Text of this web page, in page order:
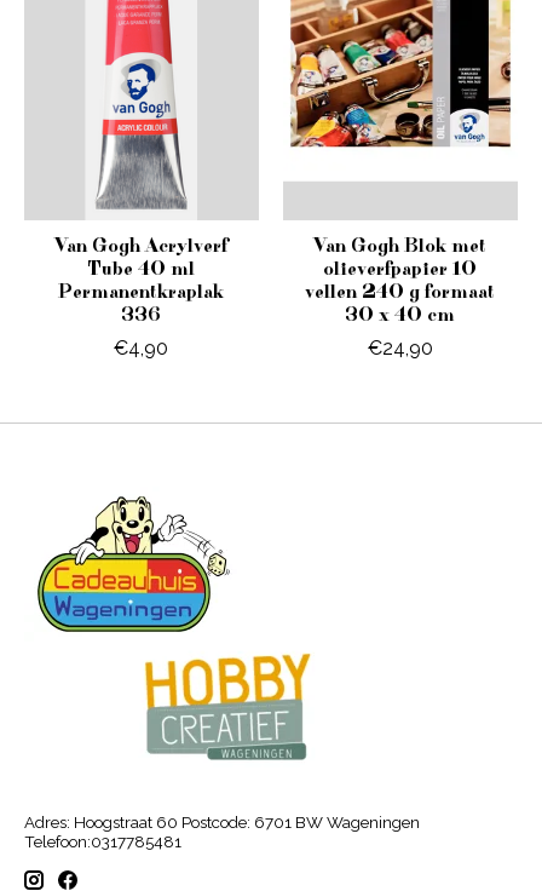
Van Gogh Acrylverf
Tube 40 ml
Permanentkraplak
336
€4,90
Van Gogh Blok met
olieverfpapier 10
vellen 240 g formaat
30 x 40 cm
€24,90
Adres: Hoogstraat 60 Postcode: 6701 BW Wageningen
Telefoon:0317785481